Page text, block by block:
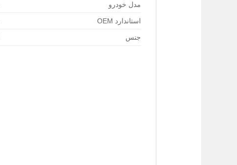
مدل خودرو
استاندارد OEM
جنس